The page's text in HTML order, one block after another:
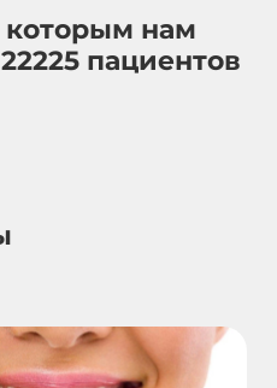
нам
пациентов